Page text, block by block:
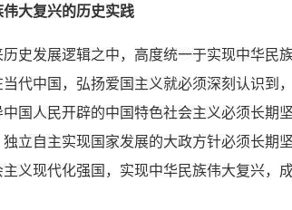
大复兴的历史实践
史发展逻辑之中，高度统一于实现中华民
代中国，弘扬爱国主义就必须深刻认识到
国人民开辟的中国特色社会主义必须长期
立自主实现国家发展的大政方针必须长期
义现代化强国，实现中华民族伟大复兴，